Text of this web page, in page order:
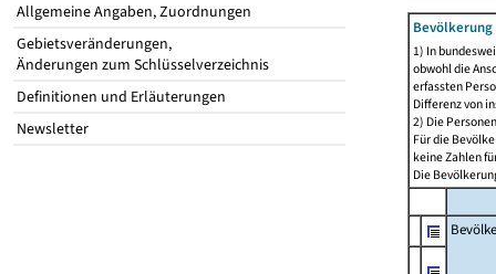
Allgemeine Angaben, Zuordnungen
Gebietsveränderungen,
Änderungen zum Schlüsselverzeichnis
Definitionen und Erläuterungen
Newsletter
1) In
obwohl die
erfassten
Differenz von
2) Die
Für die
keine Zahlen
Die